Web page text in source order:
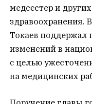
медсестер и
здравоохранения.
Токаев поддержал
изменений в
с целью
на медицинских